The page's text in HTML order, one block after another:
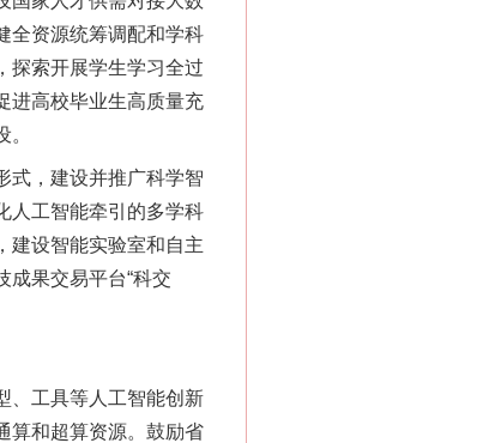
全资源统筹调配和学科
探索开展学生学习全过
进高校毕业生高质量充
，建设并推广科学智
人工智能牵引的多学科
建设智能实验室和自主
成果交易平台“科交
工具等人工智能创新
算和超算资源。鼓励省